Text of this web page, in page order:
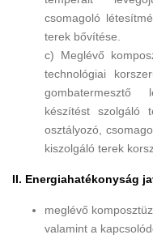
csomagoló
terek bővítése.
c) Meglévő
technológiai
gombatermesztő
készítést szolgáló
osztályozó,
kiszolgáló terek
II. Energiahatékonyság
meglévő
valamint a